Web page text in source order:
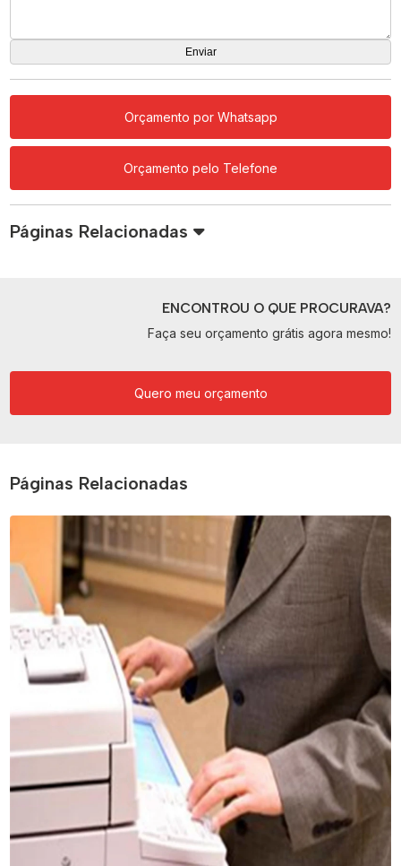
Orçamento por Whatsapp
Orçamento pelo Telefone
Páginas Relacionadas
ENCONTROU O QUE PROCURAVA?
Faça seu orçamento grátis agora mesmo!
Quero meu orçamento
Páginas Relacionadas